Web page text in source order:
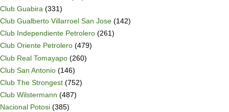
Club Guabira (331)
Club Gualberto Villarroel San Jose (142)
Club Independiente Petrolero (261)
Club Oriente Petrolero (479)
Club Real Tomayapo (260)
Club San Antonio (146)
Club The Strongest (752)
Club Wilstermann (487)
Nacional Potosi (385)